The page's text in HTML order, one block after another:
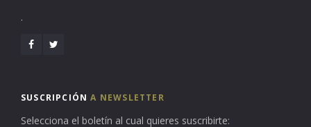
.
SUSCRIPCIÓNA NEWSLETTER
Selecciona el boletín al cual quieres suscribirte: